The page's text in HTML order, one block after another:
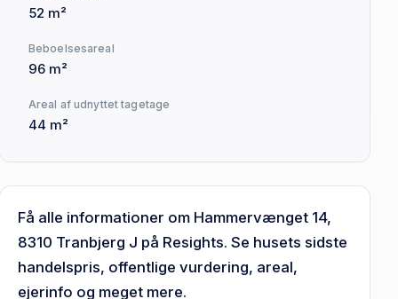
52 m²
Beboelsesareal
96 m²
Areal af udnyttet tagetage
44 m²
Få alle informationer om Hammervænget 14,
8310 Tranbjerg J på Resights. Se husets sidste
handelspris, offentlige vurdering, areal,
ejerinfo og meget mere.